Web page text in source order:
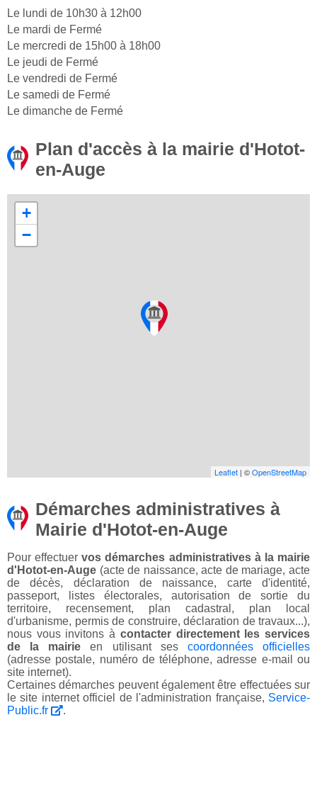
Le lundi de 10h30 à 12h00
Le mardi de Fermé
Le mercredi de 15h00 à 18h00
Le jeudi de Fermé
Le vendredi de Fermé
Le samedi de Fermé
Le dimanche de Fermé
Plan d'accès à la mairie d'Hotot-
en-Auge
+
−
Leaflet | ©OpenStreetMap
Démarches administratives à
Mairie d'Hotot-en-Auge
Pour effectuervos démarches administratives à la mairie
d'Hotot-en-Auge (acte de naissance, acte de mariage, acte
de décès, déclaration de naissance, carte d'identité,
passeport, listes électorales, autorisation de sortie du
territoire, recensement, plan cadastral, plan local
d'urbanisme, permis de construire, déclaration de travaux...),
nous vous invitons à contacter directement les services
de la mairie en utilisant ses coordonnées officielles
(adresse postale, numéro de téléphone, adresse e-mail ou
site internet).
Certaines démarches peuvent également être effectuées sur
le site internet officiel de l'administration française, Service-
Public.fr
.